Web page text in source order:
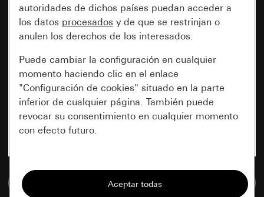
Ir a la base de datos de medios
autoridades de dichos países puedan acceder a
los datos procesados y de que se restrinjan o
anulen los derechos de los interesados.
Puede cambiar la configuración en cualquier
momento haciendo clic en el enlace
"Configuración de cookies" situado en la parte
inferior de cualquier página. También puede
revocar su consentimiento en cualquier momento
con efecto futuro.
Todas las cookies que necesitamos para